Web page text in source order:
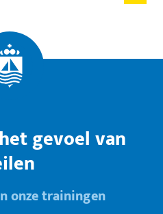
gevoel van
onze trainingen